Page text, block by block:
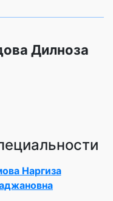
Дилноза
Наргиза